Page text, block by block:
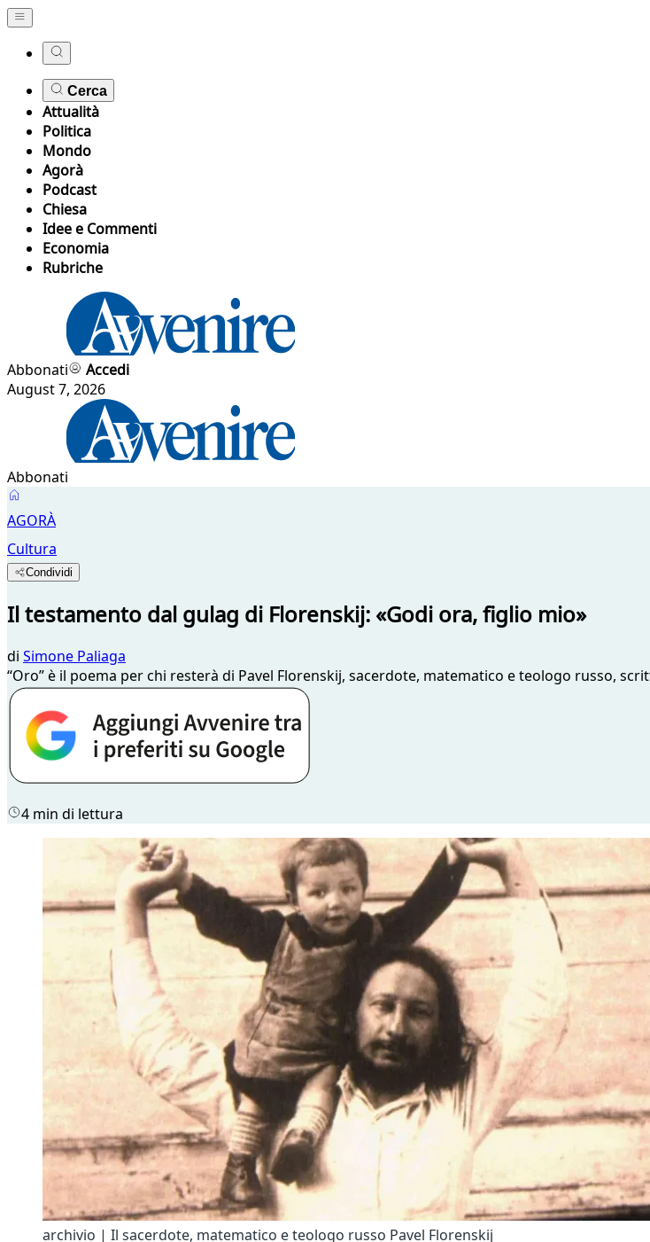
Cerca
Attualità
Politica
Mondo
Agorà
Podcast
Chiesa
Idee e Commenti
Economia
Rubriche
Abbonati
Accedi
August 7, 2026
Abbonati
AGORÀ
Cultura
Condividi
Il testamento dal gulag di Florenskij: «Godi ora, figlio mio»
di Simone Paliaga
“Oro” è il poema per chi resterà di Pavel Florenskij, sacerdote, matematico e teologo russo,
4 min di lettura
archivio | Il sacerdote, matematico e teologo russo Pavel Florenskij